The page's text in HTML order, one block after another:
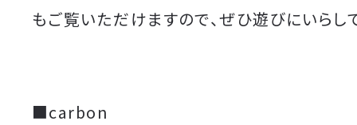
もご覧いただけますので、ぜひ遊びにいらし
■carbon